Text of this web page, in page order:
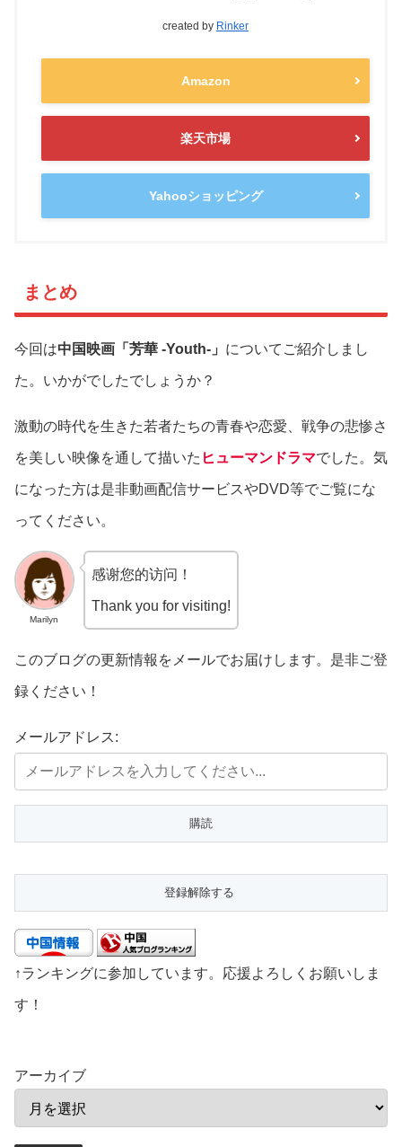
created by Rinker
Amazon
楽天市場
Yahooショッピング
まとめ
今回は中国映画「芳華 -Youth-」 についてご紹介しまし
た。いかがでしたでしょうか？
激動の時代を生きた若者たちの青春や恋愛、戦争の悲惨さ
を美しい映像を通して描いた ヒューマンドラマでした。気
になった方は是非動画配信サービスやDVD等でご覧にな
ってください。
Marilyn
感谢您的访问！
Thank you for visiting!
このブログの更新情報をメールでお届けします。是非ご登
録ください！
メールアドレス:
↑ランキングに参加しています。応援よろしくお願いしま
す！
アーカイブ